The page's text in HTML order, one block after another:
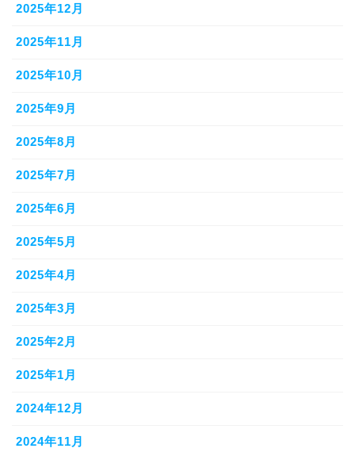
2025年12月
2025年11月
2025年10月
2025年9月
2025年8月
2025年7月
2025年6月
2025年5月
2025年4月
2025年3月
2025年2月
2025年1月
2024年12月
2024年11月